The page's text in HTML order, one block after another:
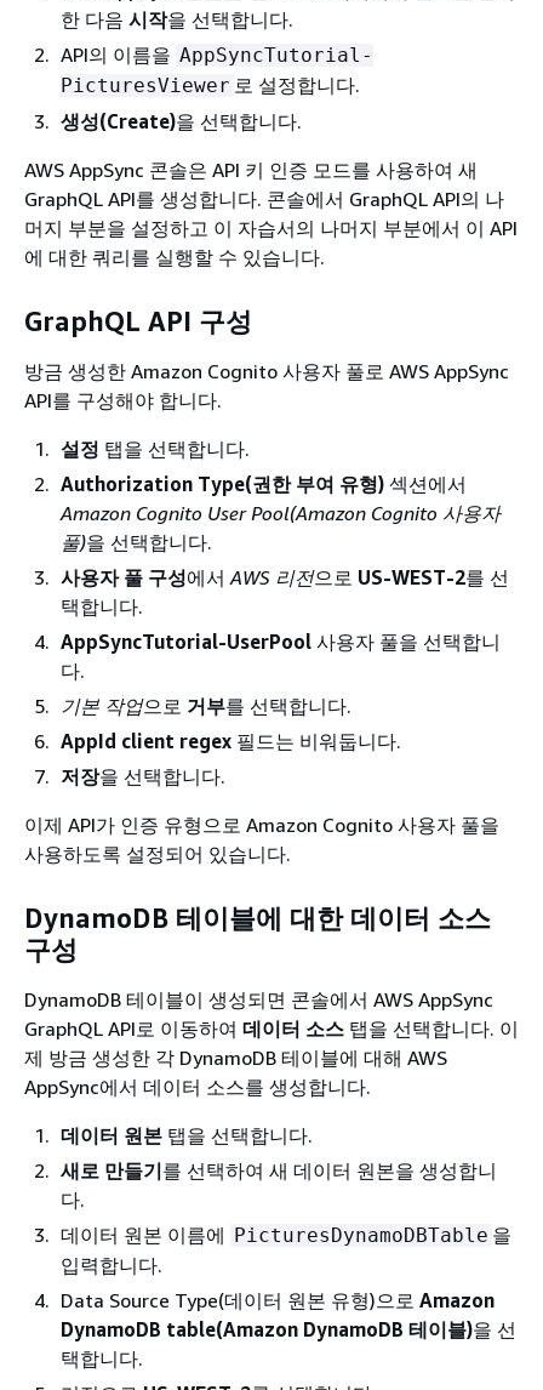
한 다음 시작을 선택합니다.
API의 이름을 AppSyncTutorial-
PicturesViewer 로 설정합니다.
생성(Create)을 선택합니다.
AWS AppSync 콘솔은 API 키 인증 모드를 사용하여 새
GraphQL API를 생성합니다. 콘솔에서 GraphQL API의 나
머지 부분을 설정하고 이 자습서의 나머지 부분에서 이 API
에 대한 쿼리를 실행할 수 있습니다.
GraphQL API 구성
방금 생성한 Amazon Cognito 사용자 풀로 AWS AppSync
API를 구성해야 합니다.
설정 탭을 선택합니다.
Authorization Type(권한 부여 유형) 섹션에서
Amazon Cognito User Pool(Amazon Cognito 사용자
풀)을 선택합니다.
사용자 풀 구성에서AWS 리전으로 US-WEST-2를 선
택합니다.
AppSyncTutorial-UserPool 사용자 풀을 선택합니
다.
기본 작업으로 거부를 선택합니다.
AppId client regex 필드는 비워둡니다.
저장을 선택합니다.
이제 API가 인증 유형으로 Amazon Cognito 사용자 풀을
사용하도록 설정되어 있습니다.
DynamoDB 테이블에 대한 데이터 소스
구성
DynamoDB 테이블이 생성되면 콘솔에서 AWS AppSync
GraphQL API로 이동하여 데이터 소스 탭을 선택합니다. 이
제 방금 생성한 각 DynamoDB 테이블에 대해 AWS
AppSync에서 데이터 소스를 생성합니다.
데이터 원본 탭을 선택합니다.
새로 만들기를 선택하여 새 데이터 원본을 생성합니
다.
데이터 원본 이름에 PicturesDynamoDBTable 을
입력합니다.
Data Source Type(데이터 원본 유형)으로 Amazon
DynamoDB table(Amazon DynamoDB 테이블)을 선
택합니다.